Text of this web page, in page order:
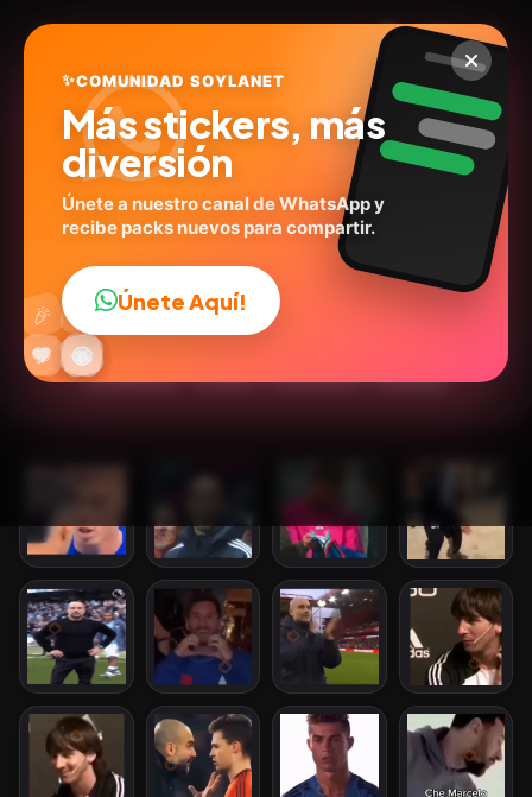
fulbo animado 3
@eche1020
30stickers Animados
🏈Deportes
😎
😂
🔥
💬
❤️ ✨
🤩
😜
🎉 👍
✨COMUNIDAD SOYLANET
Más stickers, más
diversión
Únete a nuestro canal de WhatsApp y
recibe packs nuevos para compartir.
Únete Aquí!